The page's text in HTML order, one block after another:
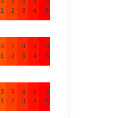
1
2
3
4
5
3
1
3
2
3
3
3
4
3
5
3
1
3
2
3
3
3
4
3
5